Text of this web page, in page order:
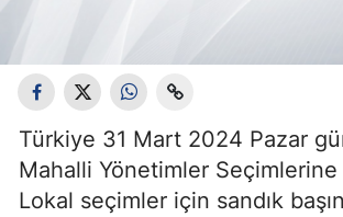
Türkiye 31 Mart 2024 Pazar
Mahalli Yönetimler Seçimlerine
Lokal seçimler için sandık